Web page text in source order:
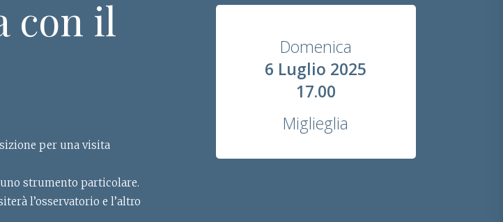
con il
per una visita
strumento particolare.
l’osservatorio e l’altro
Domenica
6 Luglio 2025
17.00
Miglieglia